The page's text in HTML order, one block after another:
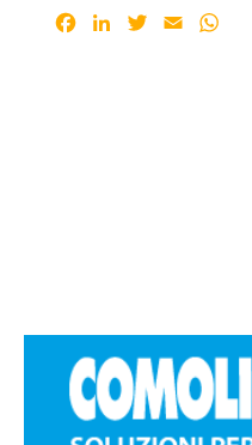
Facebook
LinkedInTwitter
Email